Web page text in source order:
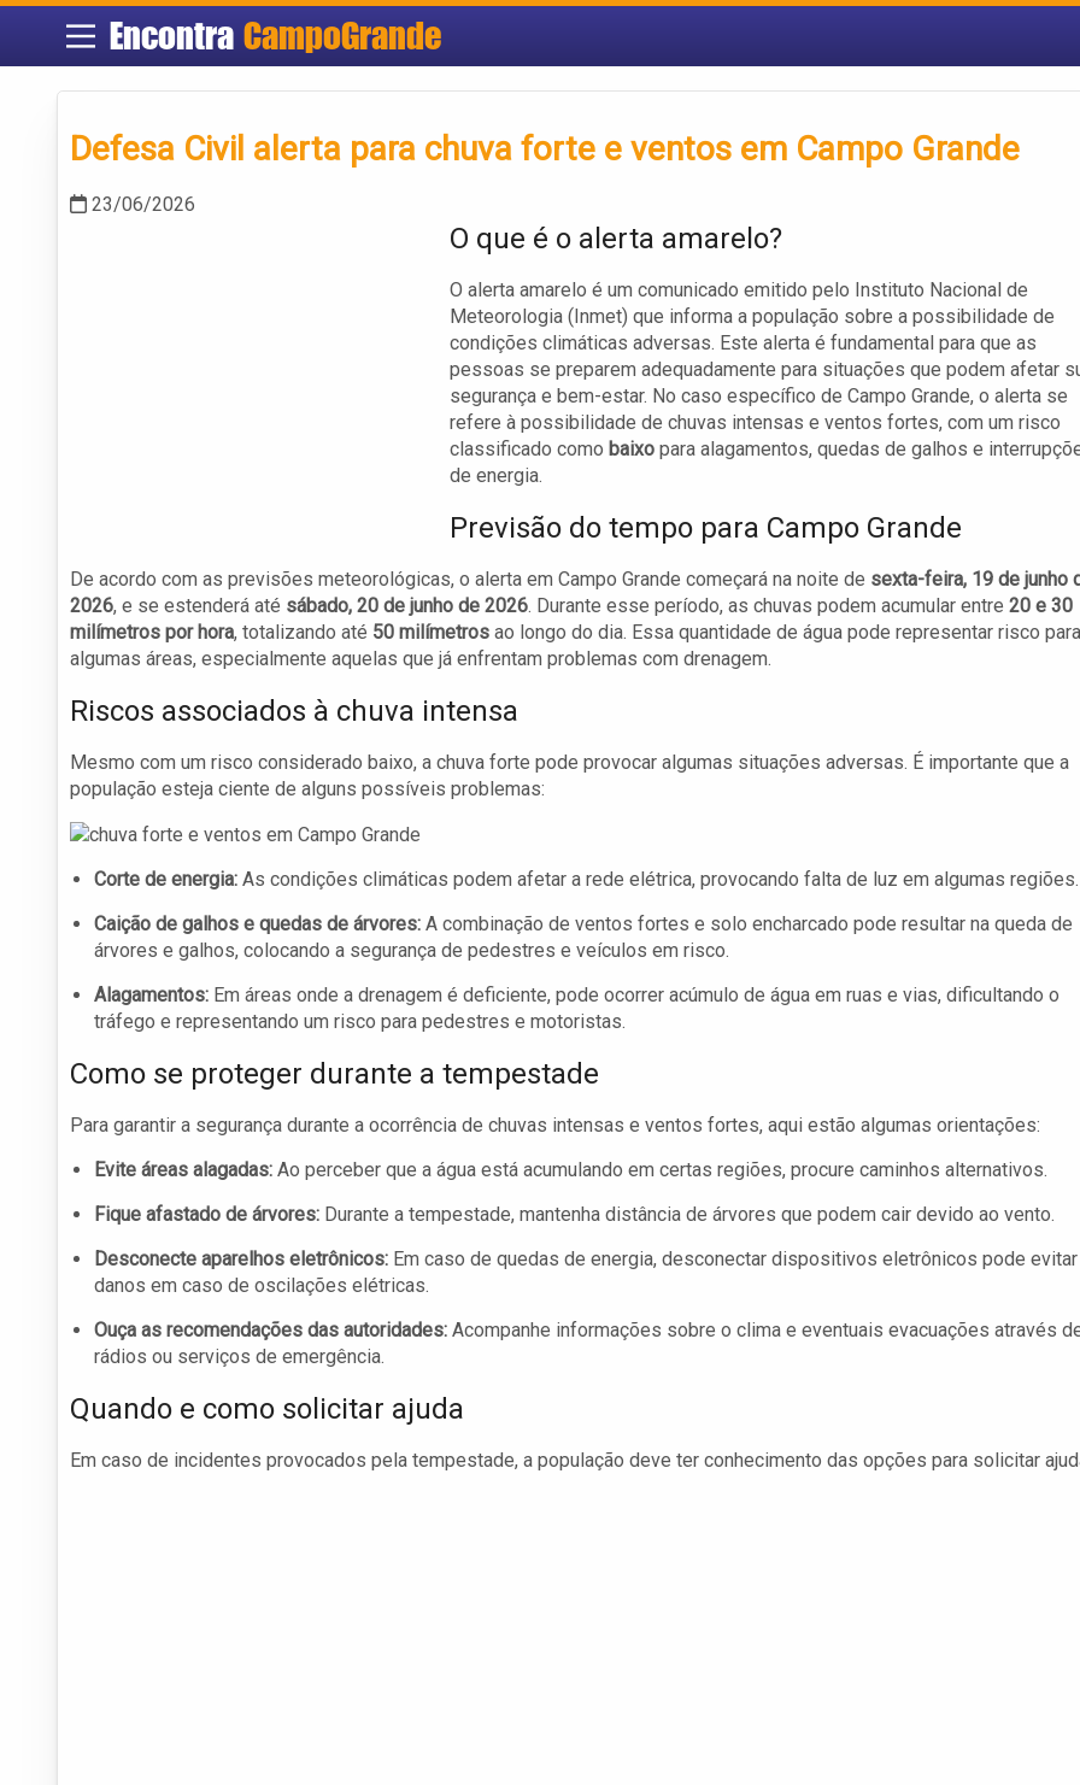
Encontra CampoGrande
Defesa Civil alerta para chuva forte e ventos em Campo Grande
23/06/2026
O que é o alerta amarelo?
O alerta amarelo é um comunicado emitido pelo Instituto Nacional de
Meteorologia (Inmet) que informa a população sobre a possibilidade de
condições climáticas adversas. Este alerta é fundamental para que as
pessoas se preparem adequadamente para situações que podem afetar
segurança e bem-estar. No caso específico de Campo Grande, o alerta se
refere à possibilidade de chuvas intensas e ventos fortes, com um risco
classificado como baixo para alagamentos, quedas de galhos e
de energia.
Previsão do tempo para Campo Grande
De acordo com as previsões meteorológicas, o alerta em Campo Grande começará na noite de sexta-feira, 19 de junho
2026, e se estenderá até sábado, 20 de junho de 2026. Durante esse período, as chuvas podem acumular entre 20 e 30
milímetros por hora, totalizando até 50 milímetros ao longo do dia. Essa quantidade de água pode representar risco para
algumas áreas, especialmente aquelas que já enfrentam problemas com drenagem.
Riscos associados à chuva intensa
Mesmo com um risco considerado baixo, a chuva forte pode provocar algumas situações adversas. É importante que a
população esteja ciente de alguns possíveis problemas:
Corte de energia: As condições climáticas podem afetar a rede elétrica, provocando falta de luz em algumas regiões.
Caição de galhos e quedas de árvores: A combinação de ventos fortes e solo encharcado pode resultar na queda de
árvores e galhos, colocando a segurança de pedestres e veículos em risco.
Alagamentos: Em áreas onde a drenagem é deficiente, pode ocorrer acúmulo de água em ruas e vias, dificultando o
tráfego e representando um risco para pedestres e motoristas.
Como se proteger durante a tempestade
Para garantir a segurança durante a ocorrência de chuvas intensas e ventos fortes, aqui estão algumas orientações:
Evite áreas alagadas: Ao perceber que a água está acumulando em certas regiões, procure caminhos alternativos.
Fique afastado de árvores: Durante a tempestade, mantenha distância de árvores que podem cair devido ao vento.
Desconecte aparelhos eletrônicos: Em caso de quedas de energia, desconectar dispositivos eletrônicos pode evitar
danos em caso de oscilações elétricas.
Ouça as recomendações das autoridades: Acompanhe informações sobre o clima e eventuais evacuações através
rádios ou serviços de emergência.
Quando e como solicitar ajuda
Em caso de incidentes provocados pela tempestade, a população deve ter conhecimento das opções para solicitar